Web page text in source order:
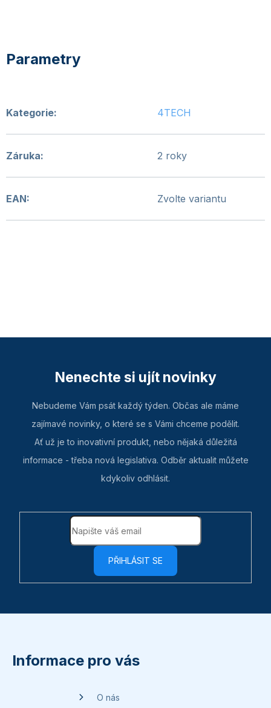
Kategorie: 4TECH
Záruka: 2 roky
EAN: Zvolte variantu
Nenechte si ujít novinky
Nebudeme Vám psát každý týden. Občas ale máme
zajímavé novinky, o které se s Vámi chceme podělit.
Ať už je to inovativní produkt, nebo nějaká důležitá
informace - třeba nová legislativa. Odběr aktualit můžete
kdykoliv odhlásit.
PŘIHLÁSIT SE
Informace pro vás
O nás